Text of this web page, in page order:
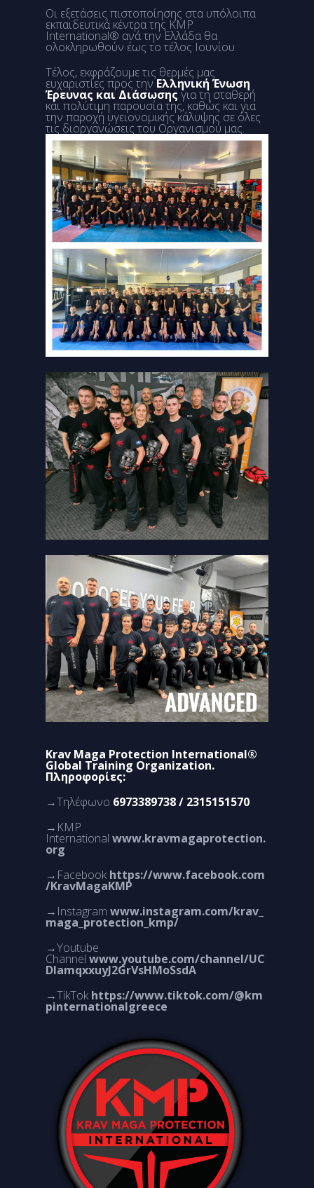
Οι εξετάσεις πιστοποίησης στα υπόλοιπα
εκπαιδευτικά κέντρα της KMP
International® ανά την Ελλάδα θα
ολοκληρωθούν έως το τέλος Ιουνίου.
Τέλος, εκφράζουμε τις θερμές μας
ευχαριστίες προς τηνΕλληνική Ένωση
Έρευνας και Διάσωσης για τη σταθερή
και πολύτιμη παρουσία της, καθώς και για
την παροχή υγειονομικής κάλυψης σε όλες
τις διοργανώσεις του Οργανισμού μας.
Krav Maga Protection International®
Global Training Organization.
Πληροφορίες:
→Τηλέφωνο 6973389738 / 2315151570
→KMP
International www.kravmagaprotection.
org
→Facebookhttps://www.facebook.com
/KravMagaKMP
→Instagram www.instagram.com/krav_
maga_protection_kmp/
→Youtube
Channel www.youtube.com/channel/UC
DlamqxxuyJ2GrVsHMoSsdA
→TikTokhttps://www.tiktok.com/@km
pinternationalgreece